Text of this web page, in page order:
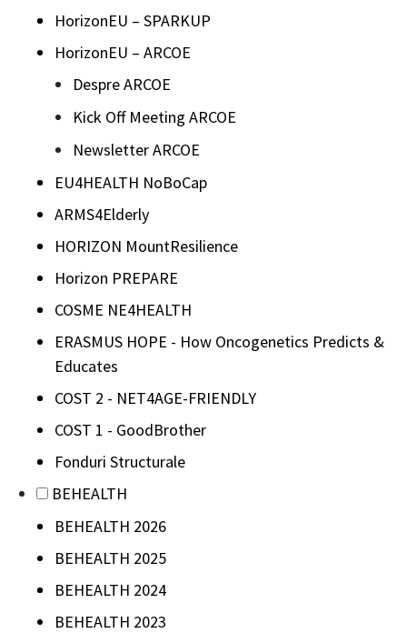
HorizonEU – SPARKUP
HorizonEU – ARCOE
Despre ARCOE
Kick Off Meeting ARCOE
Newsletter ARCOE
EU4HEALTH NoBoCap
ARMS4Elderly
HORIZON MountResilience
Horizon PREPARE
COSME NE4HEALTH
ERASMUS HOPE - How Oncogenetics Predicts &
Educates
COST 2 - NET4AGE-FRIENDLY
COST 1 - GoodBrother
Fonduri Structurale
BEHEALTH
BEHEALTH 2026
BEHEALTH 2025
BEHEALTH 2024
BEHEALTH 2023